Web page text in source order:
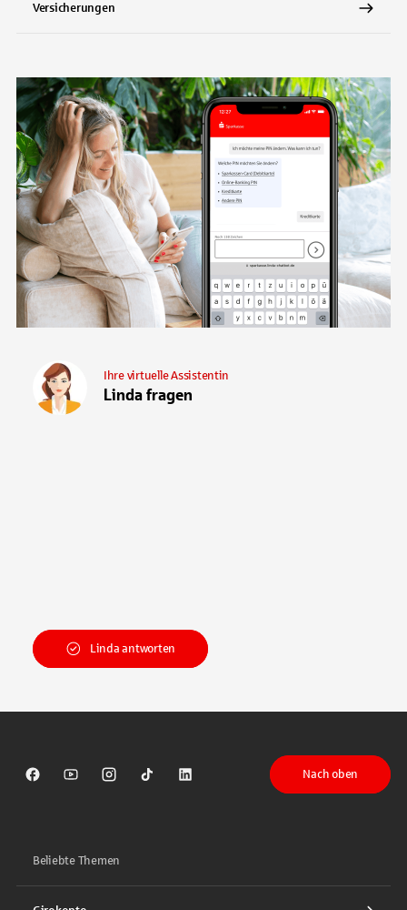
Versicherungen
Linda fragen
Ihre virtuelle Assistentin
Linda antworten
Sparkasse auf Facebook
Sparkasse auf Youtube
Sparkasse auf Instagram
Sparkasse auf TikTok
Sparkasse auf LinkedIn
Nach oben
Beliebte Themen